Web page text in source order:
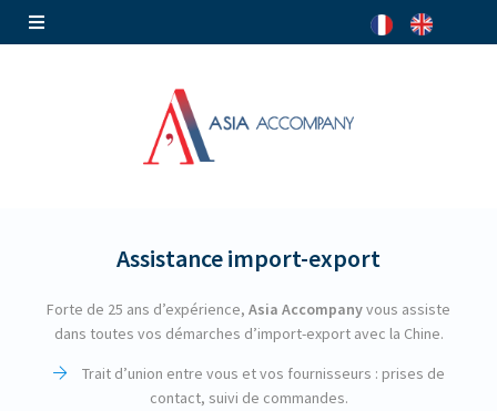
Assistance import-export
Forte de 25 ans d’expérience, Asia Accompanyvous assiste
dans toutes vos démarches d’import-export avec la Chine.
Trait d’union entre vous et vos fournisseurs : prises de
contact, suivi de commandes.